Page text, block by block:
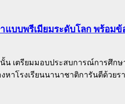
บพรีเมียมระดับโลก พร้อมข้
นั้น เตรียมมอบประสบการณ์กา
โรงเรียนนานาชาติการันตีด้วย